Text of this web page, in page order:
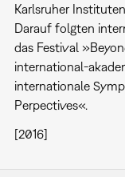
Karlsruher
Darauf folgten
das Festival
international-
internationale
Perpectives«.
[2016]